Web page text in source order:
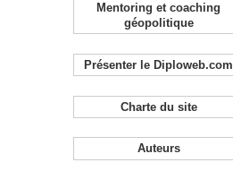
Mentoring et coaching
géopolitique
Présenter le Diploweb.com
Charte du site
Auteurs